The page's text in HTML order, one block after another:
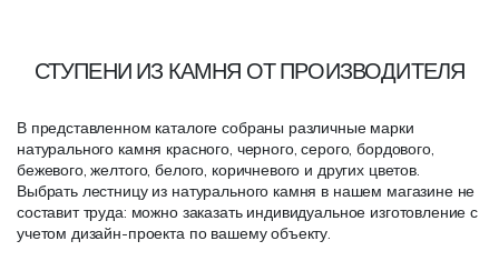
СТУПЕНИ ИЗ КАМНЯ ОТ ПРОИЗВОДИТЕЛЯ
В представленном каталоге собраны различные марки
натурального камня красного, черного, серого, бордового,
бежевого, желтого, белого, коричневого и других цветов.
Выбрать лестницу из натурального камня в нашем магазине не
составит труда: можно заказать индивидуальное изготовление с
учетом дизайн-проекта по вашему объекту.